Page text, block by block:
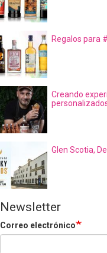
Regalos para
Creando
Glen Scotia,
Newsletter
Correo electrónico